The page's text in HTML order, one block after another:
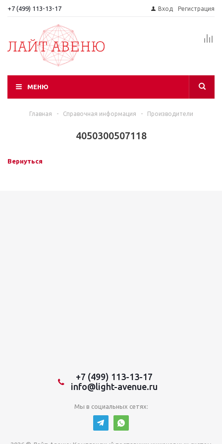
+7 (499) 113-13-17 Вход Регистрация
МЕНЮ
Главная - Справочная информация - Производители
4050300507118
Вернуться
+7 (499) 113-13-17
info@light-avenue.ru
Мы в социальных сетях: